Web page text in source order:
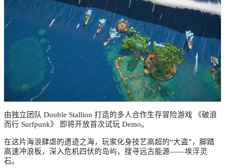
由独立团队 Double Stallion 打造的多人合作生存冒险游戏 《破浪
而行 Surfpunk》 即将开放首次试玩 Demo。
在这片海浪肆虐的遗迹之海，玩家化身技艺高超的“大盗”，脚踏
高速冲浪板，深入危机四伏的岛屿，搜寻远古能源——埃浮灵
石。